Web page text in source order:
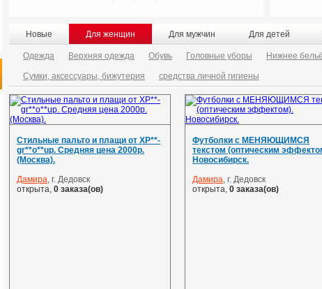
Новые Для женщин Для мужчин Для детей
Одежда Верхняя одежда Обувь Головные уборы Нижнее
Сумки, аксессуары, бижутерия средства личной гигиены
Стильные пальто и плащи от XP**-
gr**o**up. Средняя цена 2000р.
(Москва).
Дамира, г. Дедовск
открыта, 0 заказа(ов)
Футболки с МЕНЯЮЩИМСЯ
текстом (оптическим
Новосибирск.
Дамира, г. Дедовск
открыта, 0 заказа(ов)